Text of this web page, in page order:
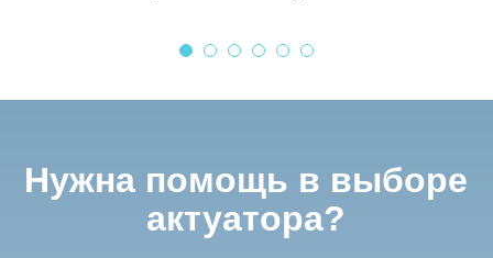
Нужна помощь в выборе
актуатора?